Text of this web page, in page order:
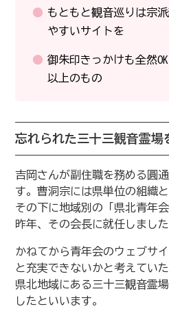
もともと観音巡りは宗
やすいサイトを
御朱印きっかけも全然
以上のもの
忘れられた三十三観音霊場
吉岡さんが副住職を務める圓
す。曹洞宗には県単位の組織
その下に地域別の「県北青年
昨年、その会長に就任しました
かねてから青年会のウェブサ
と充実できないかと考えてい
県北地域にある三十三観音霊
したといいます。